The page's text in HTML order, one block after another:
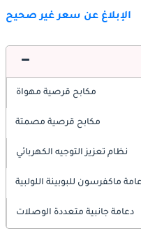
الإبلاغ عن سعر غير صحيح
مكابح قرصية مهواة
مكابح قرصية مصمتة
نظام تعزيز التوجيه الكهربائي
ماكفرسون للبوبينة اللولبية
دعامة جانبية متعددة الوصلات